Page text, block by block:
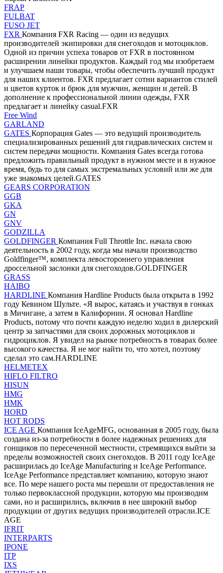
FRAP
FULBAT
FUSO JET
FXR Компания FXR Racing — один из ведущих
производителей экипировки для снегоходов и мотоциклов.
Одной из причин успеха товаров от FXR в постоянном
расширении линейки продуктов. Каждый год мы изобретаем
и улучшаем наши товары, чтобы обеспечить лучший продукт
для наших клиентов. FXR предлагает сотни вариантов стилей
и цветов курток и брюк для мужчин, женщин и детей. В
дополнение к профессиональной линии одежды, FXR
предлагает и линейку casual.FXR
Free Wind
GARLAND
GATES Корпорация Gates — это ведущий производитель
специализированных решений для гидравлических систем и
систем передачи мощности. Компания Gates всегда готова
предложить правильный продукт в нужном месте и в нужное
время, будь то для самых экстремальных условий или же для
уже знакомых целей.GATES
GEARS CORPORATION
GGB
GKA
GN
GNV
GODZILLA
GOLDFINGER Компания Full Throttle Inc. начала свою
деятельность в 2002 году, когда мы начали производство
Goldfinger™, комплекта левостороннего управления
дроссельной заслонки для снегоходов.GOLDFINGER
GRASS
HAIBO
HARDLINE Компания Hardline Products была открыта в 1992
году Кевином Шульте. «Я вырос, катаясь и участвуя в гонках
в Мичигане, а затем в Калифорнии. Я основал Hardline
Products, потому что почти каждую неделю ходил в дилерский
центр за запчастями для своих дорожных мотоциклов и
гидроциклов. Я увидел на рынке потребность в товарах более
высокого качества. Я не мог найти то, что хотел, поэтому
сделал это сам.HARDLINE
HELMETEX
HIFLO FILTRO
HISUN
HMG
HMK
HORD
HOT RODS
ICE AGE Компания IceAgeMFG, основанная в 2005 году, была
создана из-за потребности в более надежных решениях для
гонщиков по пересеченной местности, стремящихся выйти за
пределы возможностей своих снегоходов. В 2011 году IceAge
расширилась до IceAge Manufacturing и IceAge Performance.
IceAge Performance представляет компанию, которую знают
все. По мере нашего роста мы перешли от предоставления не
только первоклассной продукции, которую мы производим
сами, но и расширились, включив в нее широкий выбор
продукции от других ведущих производителей отрасли.ICE
AGE
IFRIT
INTERPARTS
IPONE
ITP
IXS